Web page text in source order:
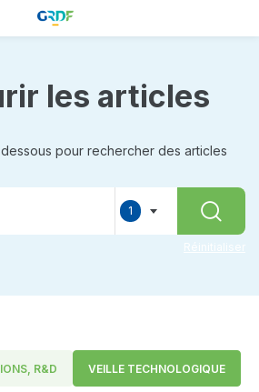
les articles
pour rechercher des articles
1
Réinitialiser
R&D VEILLE TECHNOLOGIQUE